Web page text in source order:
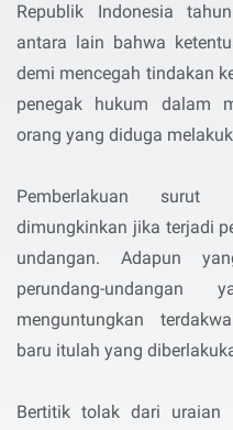
Republik Indonesia
antara lain bahwa
demi mencegah tindakan
penegak hukum dalam
orang yang diduga
Pemberlakuan surut
dimungkinkan jika terjadi
undangan. Adapun
perundang-
menguntungkan
baru itulah yang
Bertitik tolak dari uraian